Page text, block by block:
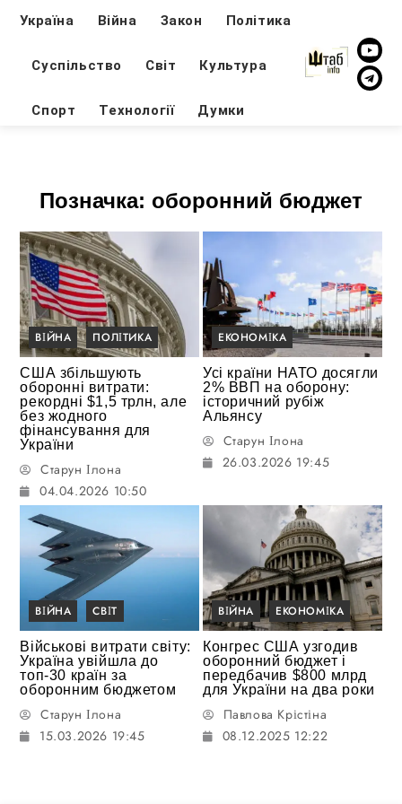
Україна Війна Закон Політика
Суспільство Світ Культура
Спорт Технології Думки
Позначка: оборонний бюджет
ВІЙНА ПОЛІТИКА
США збільшують
оборонні витрати:
рекордні $1,5 трлн, але
без жодного
фінансування для
України
Старун Ілона
04.04.2026 10:50
ЕКОНОМІКА
Усі країни НАТО досягли
2% ВВП на оборону:
історичний рубіж
Альянсу
Старун Ілона
26.03.2026 19:45
ВІЙНА СВІТ
Військові витрати світу:
Україна увійшла до
топ-30 країн за
оборонним бюджетом
Старун Ілона
15.03.2026 19:45
ВІЙНА ЕКОНОМІКА
Конгрес США узгодив
оборонний бюджет і
передбачив $800 млрд
для України на два роки
Павлова Крістіна
08.12.2025 12:22